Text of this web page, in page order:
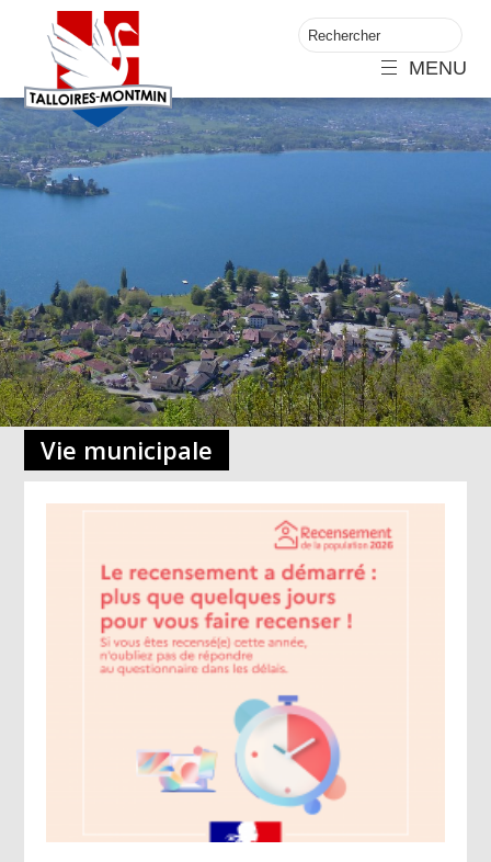
MENU
Vie municipale